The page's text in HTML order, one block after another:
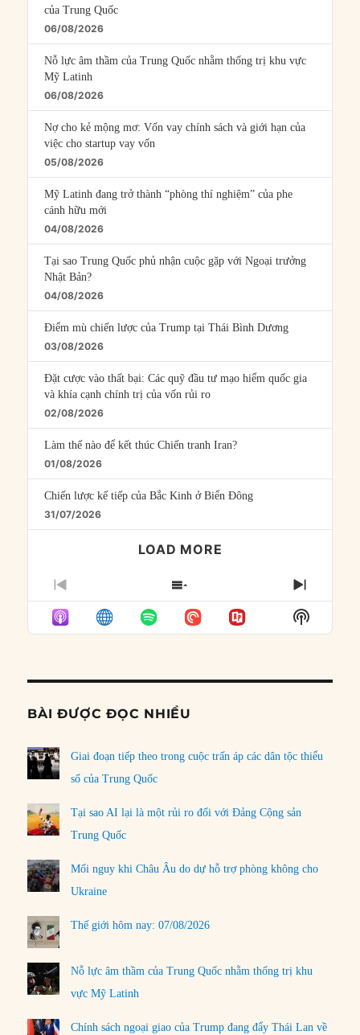
của Trung Quốc
06/08/2026
Nỗ lực âm thầm của Trung Quốc nhằm thống trị khu vực
Mỹ Latinh
06/08/2026
Nợ cho kẻ mộng mơ: Vốn vay chính sách và giới hạn của
việc cho startup vay vốn
05/08/2026
Mỹ Latinh đang trở thành “phòng thí nghiệm” của phe
cánh hữu mới
04/08/2026
Tại sao Trung Quốc phủ nhận cuộc gặp với Ngoại trưởng
Nhật Bản?
04/08/2026
Điểm mù chiến lược của Trump tại Thái Bình Dương
03/08/2026
Đặt cược vào thất bại: Các quỹ đầu tư mạo hiểm quốc gia
và khía cạnh chính trị của vốn rủi ro
02/08/2026
Làm thế nào để kết thúc Chiến tranh Iran?
01/08/2026
Chiến lược kế tiếp của Bắc Kinh ở Biển Đông
31/07/2026
LOAD MORE
PREVIOUS
EPISODE
SHOW
EPISODES
LIST
NEXT
Show
Podcast
BÀI ĐƯỢC ĐỌC NHIỀU
Giai đoạn tiếp theo trong cuộc trấn áp các dân tộc thiểu
số của Trung Quốc
Tại sao AI lại là một rủi ro đối với Đảng Cộng sản
Trung Quốc
Mối nguy khi Châu Âu do dự hỗ trợ phòng không cho
Ukraine
Thế giới hôm nay: 07/08/2026
Nỗ lực âm thầm của Trung Quốc nhằm thống trị khu
vực Mỹ Latinh
Chính sách ngoại giao của Trump đang đẩy Thái Lan về